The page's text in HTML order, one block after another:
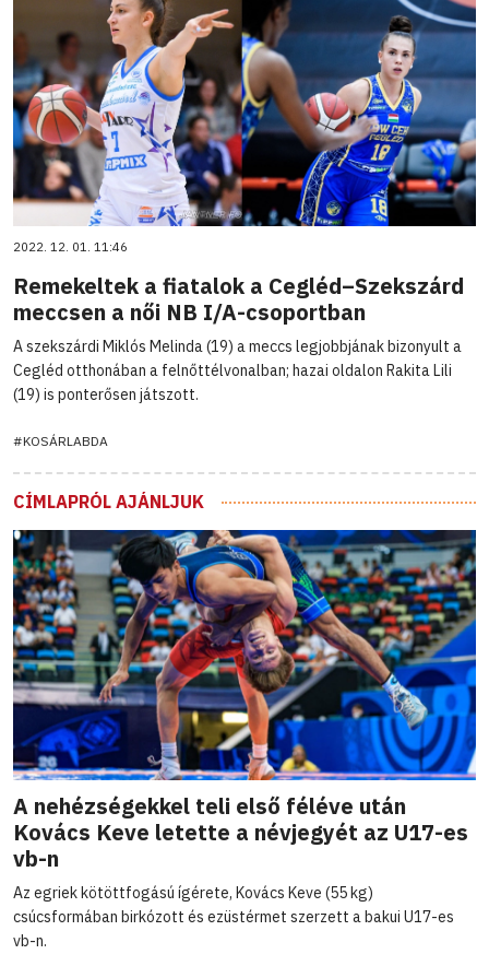
2022. 12. 01. 11:46
Remekeltek a fiatalok a Cegléd–Szekszárd
meccsen a női NB I/A-csoportban
A szekszárdi Miklós Melinda (19) a meccs legjobbjának bizonyult a
Cegléd otthonában a felnőttélvonalban; hazai oldalon Rakita Lili
(19) is ponterősen játszott.
#KOSÁRLABDA
CÍMLAPRÓL AJÁNLJUK
A nehézségekkel teli első féléve után
Kovács Keve letette a névjegyét az U17-es
vb-n
Az egriek kötöttfogású ígérete, Kovács Keve (55 kg)
csúcsformában birkózott és ezüstérmet szerzett a bakui U17-es
vb-n.